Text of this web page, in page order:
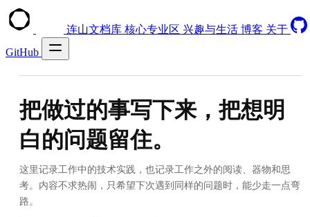
连山文档库 核心专业区 兴趣与生活 博客 关于
GitHub
把做过的事写下来，把想明
白的问题留住。
这里记录工作中的技术实践，也记录工作之外的阅读、器物和思
考。内容不求热闹，只希望下次遇到同样的问题时，能少走一点弯
路。